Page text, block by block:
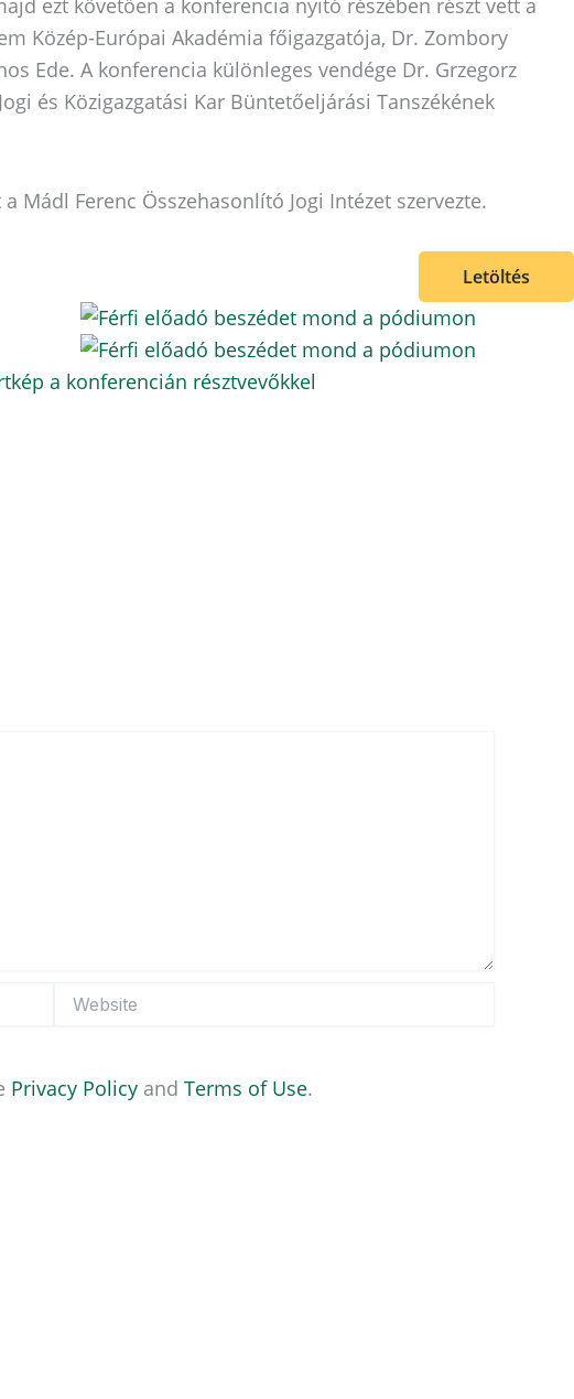
ezt követően a konferencia nyitó részében részt vett a
Közép-Európai Akadémia főigazgatója, Dr. Zombory
Ede. A konferencia különleges vendége Dr. Grzegorz
és Közigazgatási Kar Büntetőeljárási Tanszékének
Mádl Ferenc Összehasonlító Jogi Intézet szervezte.
Letöltés
Privacy Policy and Terms of Use.